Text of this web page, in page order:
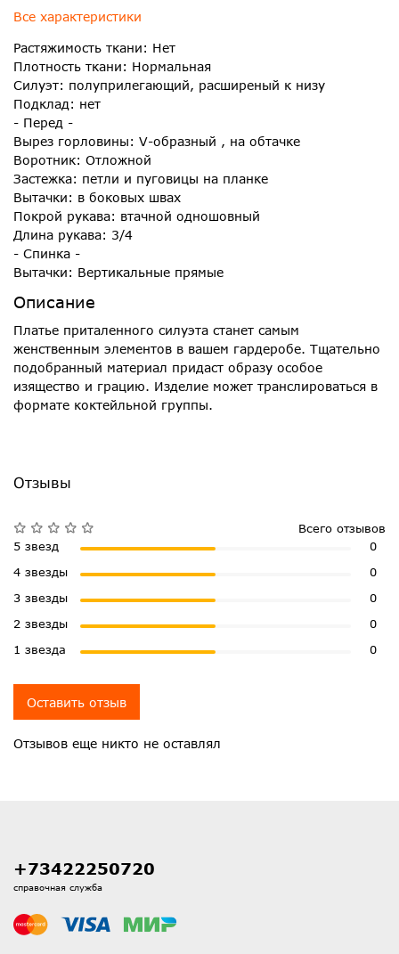
Все характеристики
Растяжимость ткани: Нет
Плотность ткани: Нормальная
Силуэт: полуприлегающий, расширеный к низу
Подклад: нет
- Перед -
Вырез горловины: V-образный , на обтачке
Воротник: Отложной
Застежка: петли и пуговицы на планке
Вытачки: в боковых швах
Покрой рукава: втачной одношовный
Длина рукава: 3/4
- Спинка -
Вытачки: Вертикальные прямые
Описание
Платье приталенного силуэта станет самым
женственным элементов в вашем гардеробе. Тщательно
подобранный материал придаст образу особое
изящество и грацию. Изделие может транслироваться в
формате коктейльной группы.
Отзывы
Отзывов еще никто не оставлял
Всего отзывов
5 звезд
0
4 звезды
0
3 звезды
0
2 звезды
0
1 звезда
0
Оставить отзыв
+73422250720
справочная служба